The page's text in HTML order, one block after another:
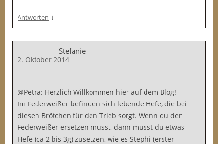
Antworten ↓
Stefanie
2. Oktober 2014
@Petra: Herzlich Willkommen hier auf dem Blog!
Im Federweißer befinden sich lebende Hefe, die bei
diesen Brötchen für den Trieb sorgt. Wenn du den
Federweißer ersetzen musst, dann musst du etwas
Hefe (ca 2 bis 3g) zusetzen, wie es Stephi (erster